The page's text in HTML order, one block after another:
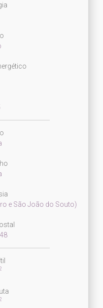
e São João do Souto)